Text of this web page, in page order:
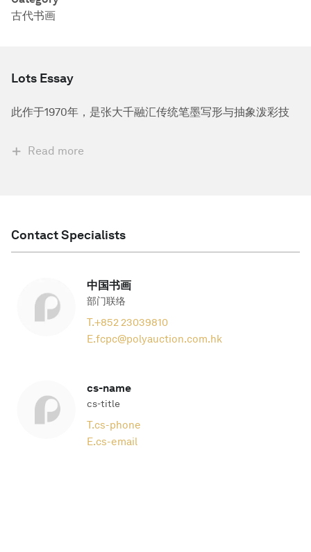
古代书画
Lots Essay
此作于1970年，是张大千融汇传统笔墨写形与抽象泼彩技
Read more
Contact Specialists
中国书画
部门联络
T.+852 23039810
E.fcpc@polyauction.com.hk
cs-name
cs-title
T.cs-phone
E.cs-email